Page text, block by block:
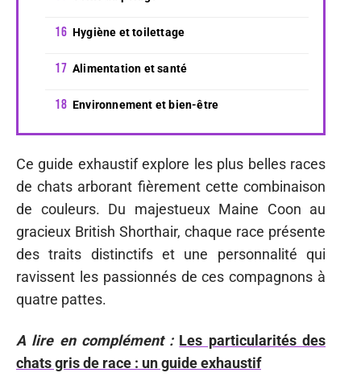
Hygiène et toilettage
Alimentation et santé
Environnement et bien-être
Ce guide exhaustif explore les plus belles races
de chats arborant fièrement cette combinaison
de couleurs. Du majestueux Maine Coon au
gracieux British Shorthair, chaque race présente
des traits distinctifs et une personnalité qui
ravissent les passionnés de ces compagnons à
quatre pattes.
A lire en complément : Les particularités des
chats gris de race : un guide exhaustif